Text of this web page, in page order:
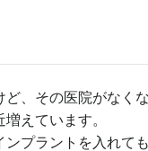
ど、その医院がなく
えています。
プラントを入れて